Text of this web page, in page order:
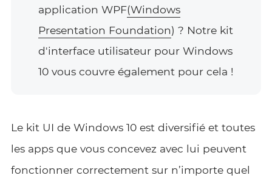
application WPF(Windows
Presentation Foundation) ? Notre kit
d'interface utilisateur pour Windows
10 vous couvre également pour cela !
Le kit UI de Windows 10 est diversifié et toutes
les apps que vous concevez avec lui peuvent
fonctionner correctement sur n’importe quel